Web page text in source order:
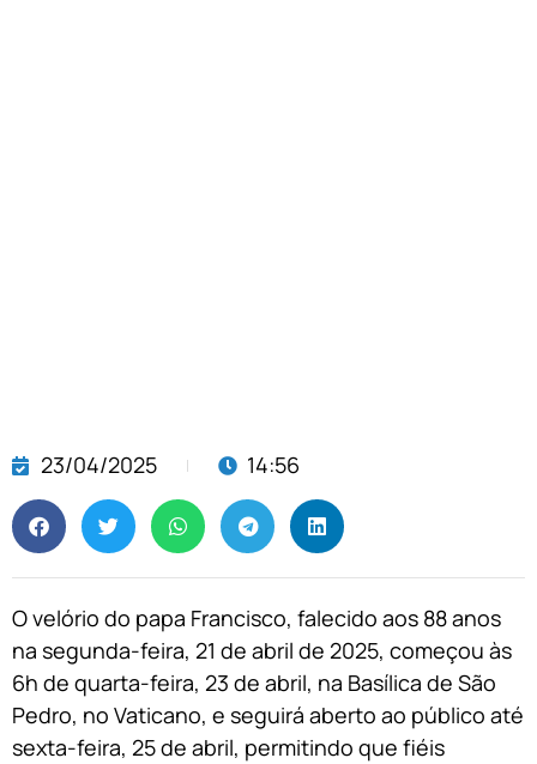
23/04/2025 14:56
O velório do papa Francisco, falecido aos 88 anos
na segunda-feira, 21 de abril de 2025, começou às
6h de quarta-feira, 23 de abril, na Basílica de São
Pedro, no Vaticano, e seguirá aberto ao público até
sexta-feira, 25 de abril, permitindo que fiéis